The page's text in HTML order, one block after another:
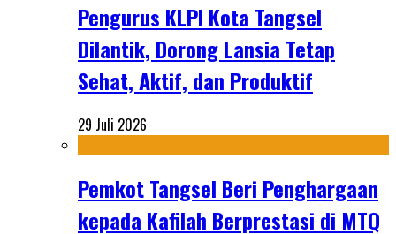
Pengurus KLPI Kota Tangsel
Dilantik, Dorong Lansia Tetap
Sehat, Aktif, dan Produktif
29 Juli 2026
Pemkot Tangsel Beri Penghargaan
kepada Kafilah Berprestasi di MTQ